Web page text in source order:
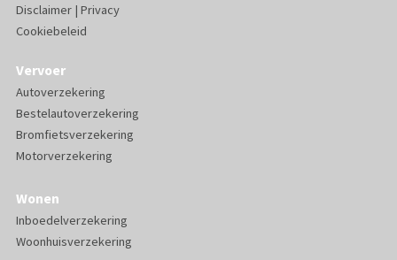
Disclaimer| Privacy
Cookiebeleid
Vervoer
Autoverzekering
Bestelautoverzekering
Bromfietsverzekering
Motorverzekering
Wonen
Inboedelverzekering
Woonhuisverzekering